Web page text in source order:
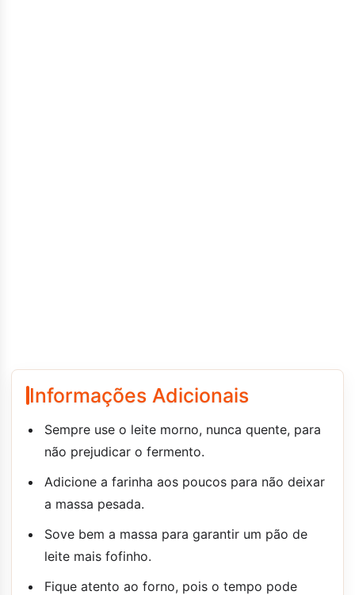
Informações Adicionais
Sempre use o leite morno, nunca quente, para
não prejudicar o fermento.
Adicione a farinha aos poucos para não deixar
a massa pesada.
Sove bem a massa para garantir um pão de
leite mais fofinho.
Fique atento ao forno, pois o tempo pode